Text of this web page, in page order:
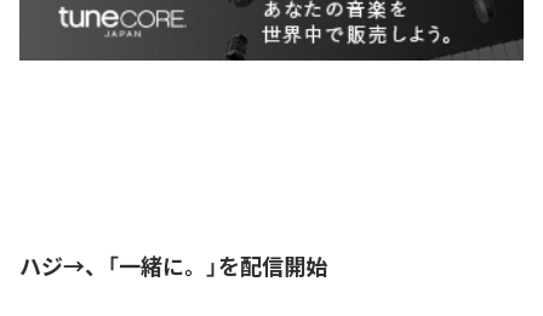
ハジ→、「一緒に。」を配信開始